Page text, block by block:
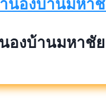
องบ้านมหาชัย